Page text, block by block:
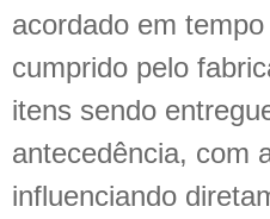
acordado em
cumprido pelo
itens sendo
antecedência, com
influenciando